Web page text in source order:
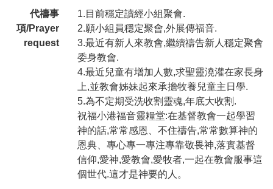
代禱事
項/Prayer
request
1.目前穩定讀經小組聚會.
2.願小組員穩定聚會,外展傳福音.
3.最近有新人來教會,繼續禱告新人穩定聚會
委身教會.
4.最近兒童有增加人數,求聖靈澆灌在家長身
上,並教會姊妹起來承擔牧養兒童主日學.
5.為不定期受洗收割靈魂,年底大收割.
祝福小港福音靈糧堂:在基督教會一起學習
神的話,常常感恩、不住禱告,常常數算神的
恩典、專心專一專注專靠敬畏神,落實基督
信仰,愛神,愛教會,愛牧者,一起在教會服事這
個世代.這才是神要的人。